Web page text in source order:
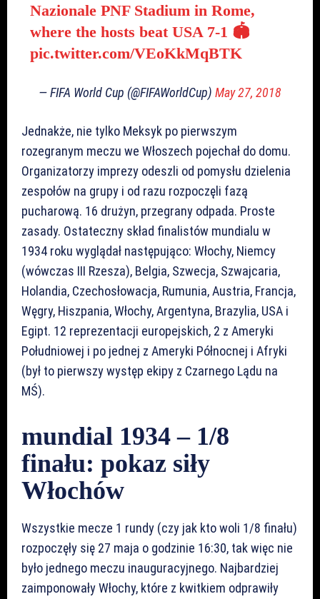
Nazionale PNF Stadium in Rome,
where the hosts beat USA 7-1 🏟
pic.twitter.com/VEoKkMqBTK
— FIFA World Cup (@FIFAWorldCup) May 27, 2018
Jednakże, nie tylko Meksyk po pierwszym
rozegranym meczu we Włoszech pojechał do domu.
Organizatorzy imprezy odeszli od pomysłu dzielenia
zespołów na grupy i od razu rozpoczęli fazą
pucharową. 16 drużyn, przegrany odpada. Proste
zasady. Ostateczny skład finalistów mundialu w
1934 roku wyglądał następująco: Włochy, Niemcy
(wówczas III Rzesza), Belgia, Szwecja, Szwajcaria,
Holandia, Czechosłowacja, Rumunia, Austria, Francja,
Węgry, Hiszpania, Włochy, Argentyna, Brazylia, USA i
Egipt. 12 reprezentacji europejskich, 2 z Ameryki
Południowej i po jednej z Ameryki Północnej i Afryki
(był to pierwszy występ ekipy z Czarnego Lądu na
MŚ).
mundial 1934 – 1/8
finału: pokaz siły
Włochów
Wszystkie mecze 1 rundy (czy jak kto woli 1/8 finału)
rozpoczęły się 27 maja o godzinie 16:30, tak więc nie
było jednego meczu inauguracyjnego. Najbardziej
zaimponowały Włochy, które z kwitkiem odprawiły